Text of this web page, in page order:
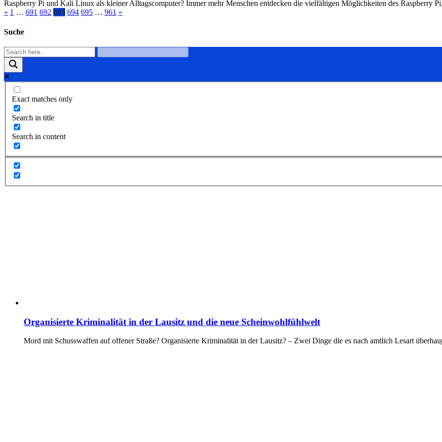
Raspberry Pi und Kali Linux als kleiner Alltagscomputer? Immer mehr Menschen entdecken die vielfältigen Möglichkeiten des Raspberry
« 1 … 691 692 693 694 695 … 961 »
Suche
Exact matches only
Search in title
Search in content
Organisierte Kriminalität in der Lausitz und die neue Scheinwohlfühlwelt
Mord mit Schusswaffen auf offener Straße? Organisierte Kriminalität in der Lausitz? – Zwei Dinge die es nach amtlich Lesart